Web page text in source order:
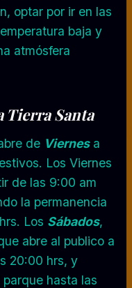
optar por ir en las
baja y
atmósfera
Tierra Santa
de Viernesa
Los Viernes
de las 9:00 am
la permanencia
Los Sábados,
abre al publico a
20:00 hrs, y
hasta las